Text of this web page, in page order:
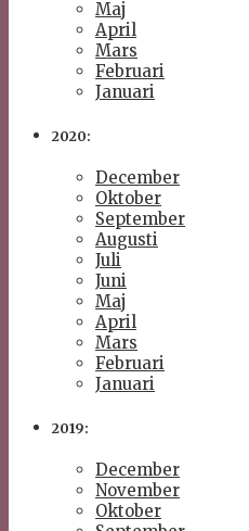
Maj
April
Mars
Februari
Januari
2020:
December
Oktober
September
Augusti
Juli
Juni
Maj
April
Mars
Februari
Januari
2019:
December
November
Oktober